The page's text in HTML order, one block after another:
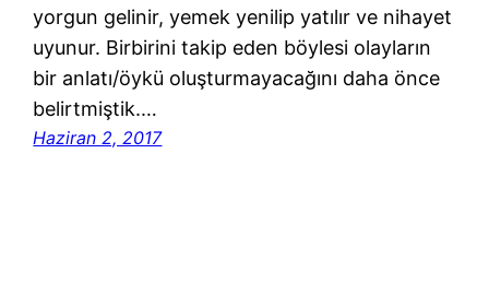
yorgun gelinir, yemek yenilip yatılır ve nihayet
uyunur. Birbirini takip eden böylesi olayların
bir anlatı/öykü oluşturmayacağını daha önce
belirtmiştik.…
Haziran 2, 2017